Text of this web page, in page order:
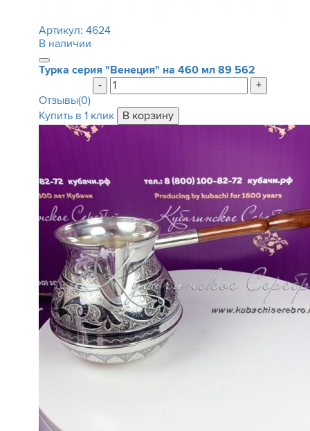
Артикул: 4624
В наличии
Турка серия "Венеция" на 460 мл 89 562
-
+
Отзывы(0)
Купить в 1 клик